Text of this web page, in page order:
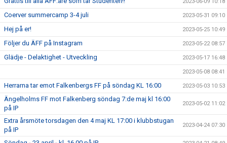
Coerver summercamp 3-4 juli 2023-05-31 09:10
Hej på er! 2023-05-25 10:49
Följer du ÄFF på Instagram 2023-05-22 08:57
Glädje - Delaktighet - Utveckling 2023-05-17 16:48
2023-05-08 08:41
Herrarna tar emot Falkenbergs FF på söndag KL 16:00 2023-05-03 10:53
Ängelholms FF mot Falkenberg söndag 7:de maj kl 16:00
på IP
2023-05-02 11:02
Extra årsmöte torsdagen den 4 maj KL 17:00 i klubbstugan
på IP
2023-04-24 07:30